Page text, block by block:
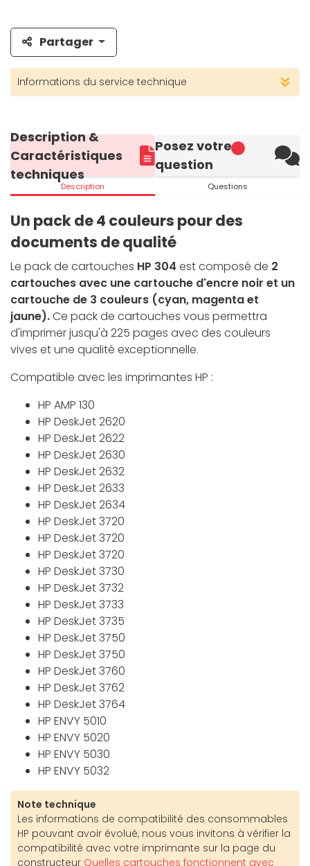
Partager
Informations du service technique
Description &
Caractéristiques
techniques
Description
Posez votre
question
Questions
Un pack de 4 couleurs pour des
documents de qualité
Le pack de cartouches HP 304 est composé de 2
cartouches avec une cartouche d'encre noir et un
cartouche de 3 couleurs (cyan, magenta et
jaune).Ce pack de cartouches vous permettra
d'imprimer jusqu'à 225 pages avec des couleurs
vives et une qualité exceptionnelle.
Compatible avec les imprimantes HP :
HP AMP 130
HP DeskJet 2620
HP DeskJet 2622
HP DeskJet 2630
HP DeskJet 2632
HP DeskJet 2633
HP DeskJet 2634
HP DeskJet 3720
HP DeskJet 3720
HP DeskJet 3720
HP DeskJet 3730
HP DeskJet 3732
HP DeskJet 3733
HP DeskJet 3735
HP DeskJet 3750
HP DeskJet 3750
HP DeskJet 3760
HP DeskJet 3762
HP DeskJet 3764
HP ENVY 5010
HP ENVY 5020
HP ENVY 5030
HP ENVY 5032
Note technique
Les informations de compatibilité des consommables
HP pouvant avoir évolué, nous vous invitons à vérifier la
compatibilité avec votre imprimante sur la page du
constructeur Quelles cartouches fonctionnent avec